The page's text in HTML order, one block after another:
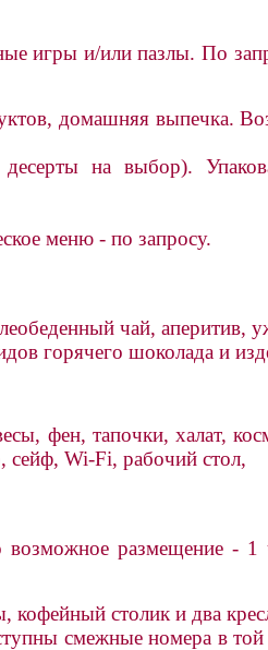
игры и/или пазлы. По
домашняя выпечка.
на выбор).
меню - по запросу.
чай, аперитив,
горячего шоколада и
фен, тапочки, халат,
сейф, Wi-Fi, рабочий стол,
размещение - 1
кофейный столик и два
смежные номера в той